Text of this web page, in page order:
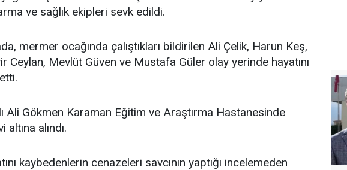
ve sağlık ekipleri sevk edildi.
mermer ocağında çalıştıkları bildirilen Ali Çelik, Harun Keş,
Ceylan, Mevlüt Güven ve Mustafa Güler olay yerinde hayatını
Ali Gökmen Karaman Eğitim ve Araştırma Hastanesinde
altına alındı.
kaybedenlerin cenazeleri savcının yaptığı incelemeden